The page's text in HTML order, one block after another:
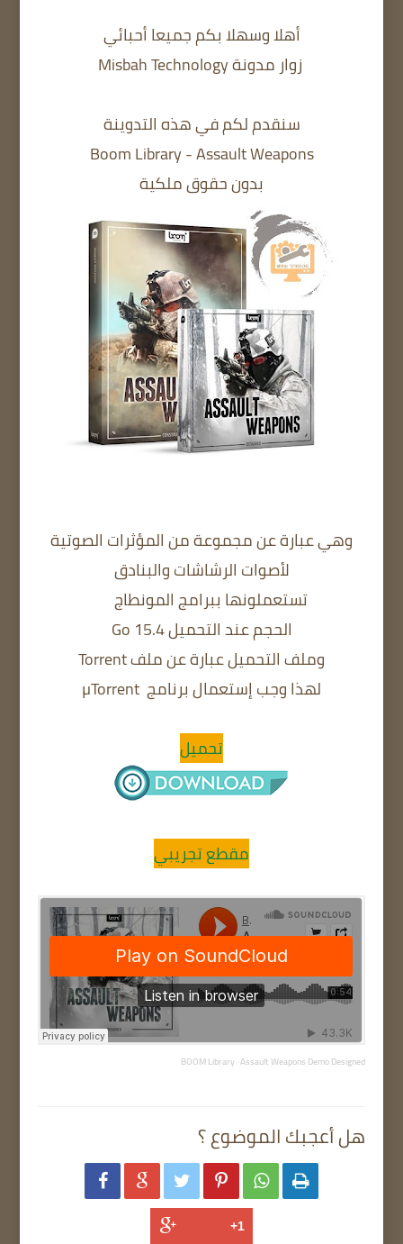
أهلا وسهلا بكم جميعا أحبائي
زوار مدونة Misbah Technology
سنقدم لكم في هذه التدوينة
Boom Library - Assault Weapons
بدون حقوق ملكية
وهي عبارة عن مجموعة من المؤثرات الصوتية
لأصوات الرشاشات والبنادق
تستعملونها ببرامج المونطاج
الحجم عند التحميل 15.4 Go
وملف التحميل عبارة عن ملف Torrent
لهذا وجب إستعمال برنامج µTorrent
تحميل
مقطع تجريبي
BOOM Library· Assault Weapons Demo Designed
هل أعجبك الموضوع ؟
     